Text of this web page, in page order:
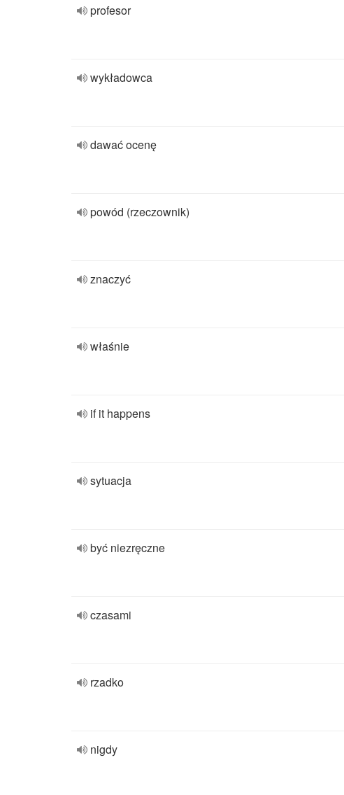
profesor
wykładowca
dawać ocenę
powód (rzeczownik)
znaczyć
właśnie
if it happens
sytuacja
być niezręczne
czasami
rzadko
nigdy